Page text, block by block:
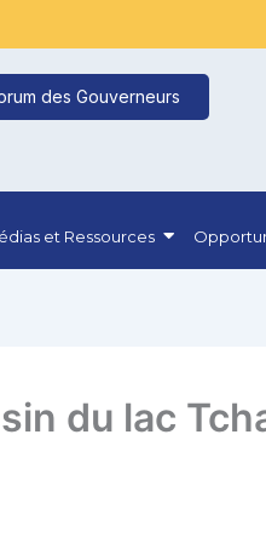
des Gouverneurs
et Ressources
du lac